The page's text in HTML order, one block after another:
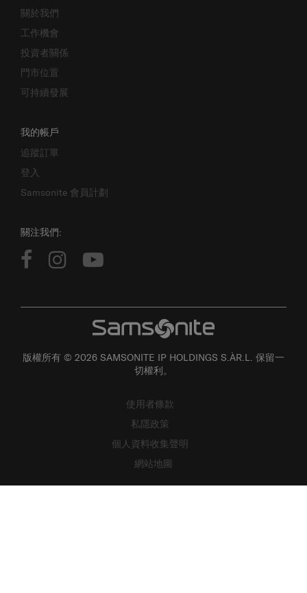
關於我們
工作機會
投資者關係
門市位置
可持續發展
我的帳戶
追蹤訂單
登入
Samsonite 會員計劃
關注我們:
版權所有 © 2026 SAMSONITE IP HOLDINGS S.ÀR.L. 保留一
切權利。
使用者條款
私隱政策
個人資料收集聲明
網站地圖